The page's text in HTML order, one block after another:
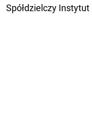
Spółdzielczy